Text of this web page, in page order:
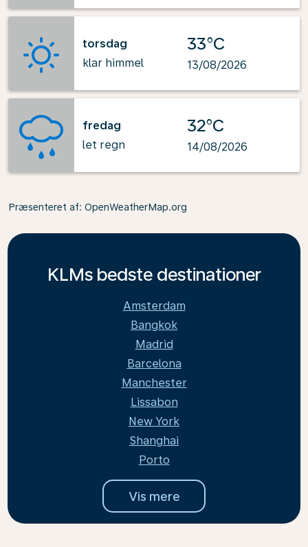
torsdag
klar himmel
33°C
13/08/2026
fredag
let regn
32°C
14/08/2026
Præsenteret af: OpenWeatherMap.org
KLMs bedste destinationer
Amsterdam
Bangkok
Madrid
Barcelona
Manchester
Lissabon
New York
Shanghai
Porto
Vis mere